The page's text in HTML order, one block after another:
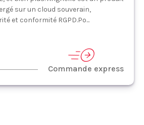
sur un cloud souverain,
et conformité RGPD.Po...
Commande express